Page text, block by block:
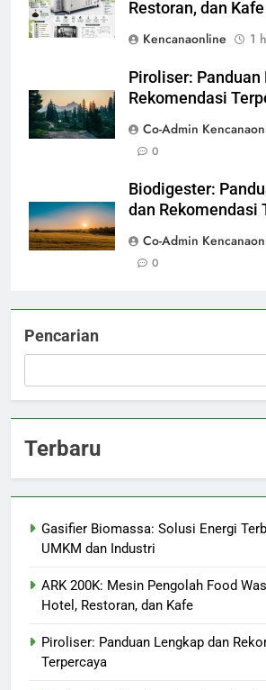
Restoran, dan Kafe
Kencanaonline
1
Piroliser: Panduan
Rekomendasi
Co-Admin
0
Biodigester:
dan Rekomendasi
Co-Admin
0
Pencarian
Terbaru
Gasifier Biomassa: Solusi Energi
UMKM dan Industri
ARK 200K: Mesin Pengolah Food
Hotel, Restoran, dan Kafe
Piroliser: Panduan Lengkap dan
Terpercaya